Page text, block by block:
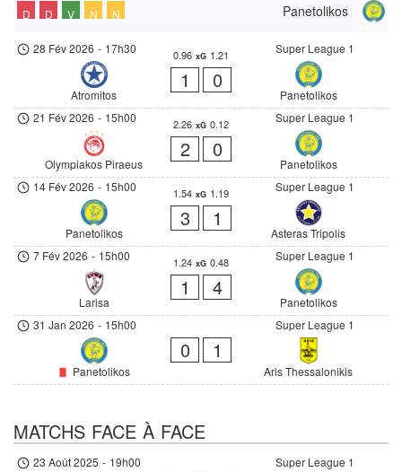
Panetolikos
D D V N N
Super League 1
28 Fév 2026 - 17h30
Atromitos
0.96 xG 1.21
1 0
Panetolikos
Super League 1
21 Fév 2026 - 15h00
Olympiakos Piraeus
2.26 xG 0.12
2 0
Panetolikos
Super League 1
14 Fév 2026 - 15h00
Panetolikos
1.54 xG 1.19
3 1
Asteras Tripolis
Super League 1
7 Fév 2026 - 15h00
Larisa
1.24 xG 0.48
1 4
Panetolikos
Super League 1
31 Jan 2026 - 15h00
Panetolikos
0 1
Aris Thessalonikis
MATCHS FACE À FACE
Super League 1
23 Août 2025 - 19h00